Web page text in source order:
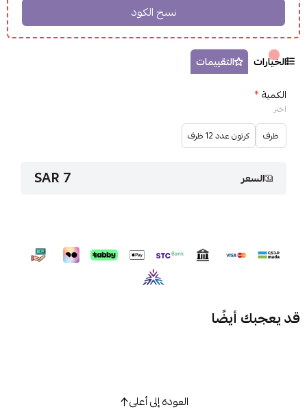
الخيارات
التقييمات
الكمية*
اختر
ظرف كرتون عدد 12 ظرف
السعر 7 SAR
قد يعجبك أيضًا
العودة إلى أعلى